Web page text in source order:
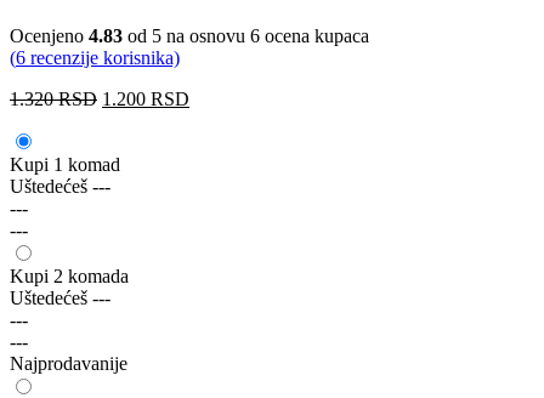
Ocenjeno 4.83 od 5 na osnovu 6 ocena kupaca
(6 recenzije korisnika)
1.320RSD 1.200 RSD
Kupi 1 komad
Uštedećeš ---
---
---
Kupi 2 komada
Uštedećeš ---
---
---
Najprodavanije